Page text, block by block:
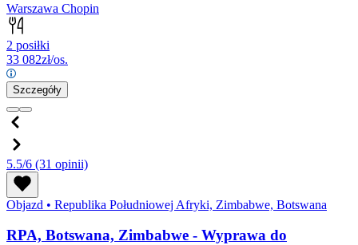
Warszawa Chopin
2 posiłki
33 082zł/os.
Szczegóły
5.5/6 (31 opinii)
Objazd • Republika Południowej Afryki, Zimbabwe, Botswana
RPA, Botswana, Zimbabwe - Wyprawa do